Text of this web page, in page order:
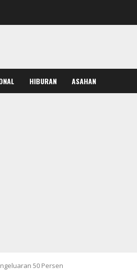
HIBURAN ASAHAN
50 Persen